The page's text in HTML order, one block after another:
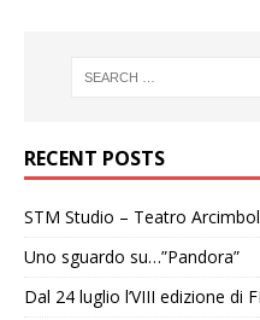
RECENT POSTS
STM Studio – Teatro
Uno sguardo su…”Pandora”
Dal 24 luglio l’VIII edizione di